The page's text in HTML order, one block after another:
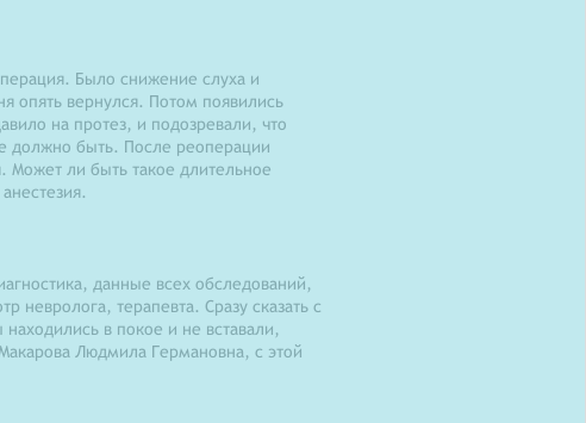
Было снижение слуха и
опять вернулся. Потом появились
на протез, и подозревали, что
должно быть. После реоперации
Может ли быть такое длительное
данные всех обследований,
невролога, терапевта. Сразу сказать с
в покое и не вставали,
Людмила Германовна, с этой